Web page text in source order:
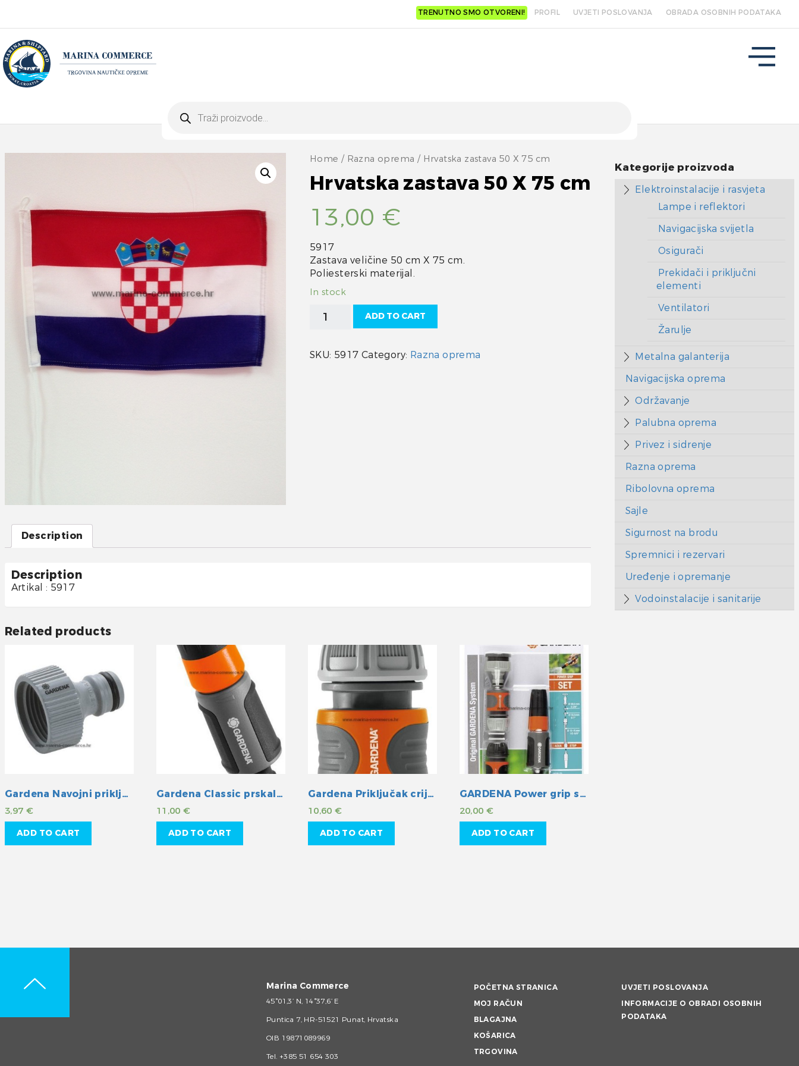
TRENUTNO SMO OTVORENI! PROFIL UVJETI POSLOVANJA OBRADA OSOBNIH PODATAKA
search
Home / Razna oprema / Hrvatska zastava 50 X 75 cm
Hrvatska zastava 50 X 75 cm
13,00 €
5917
Zastava veličine 50 cm X 75 cm.
Poliesterski materijal.
In stock
Hrvatska
zastava
X
75
ADD TO CART
SKU: 5917 Category: Razna oprema
Description
Description
Artikal : 5917
Related products
Gardena Navojni priključak 1/2″
3,97 €
ADD TO CART
Gardena Classic prskalica
11,00€
ADD TO CART
Gardena Priključak crijeva 3/4″
10,60€
ADD TO CART
GARDENA Power grip system
20,00 €
ADD TO CART
Kategorije proizvoda
Elektroinstalacije i rasvjeta
Lampe i reflektori
Navigacijska svijetla
Osigurači
Prekidači i priključni
elementi
Ventilatori
Žarulje
Metalna galanterija
Navigacijska oprema
Održavanje
Palubna oprema
Privez i sidrenje
Razna oprema
Ribolovna oprema
Sajle
Sigurnost na brodu
Spremnici i rezervari
Uređenje i opremanje
Vodoinstalacije i sanitarije
Marina Commerce
45°01,3’ N, 14°37,6’ E
Puntica 7, HR-51521 Punat, Hrvatska
OIB 19871089969
Tel. +385 51 654 303
POČETNA STRANICA
MOJ RAČUN
BLAGAJNA
KOŠARICA
TRGOVINA
UVJETI POSLOVANJA
INFORMACIJE O OBRADI OSOBNIH
PODATAKA